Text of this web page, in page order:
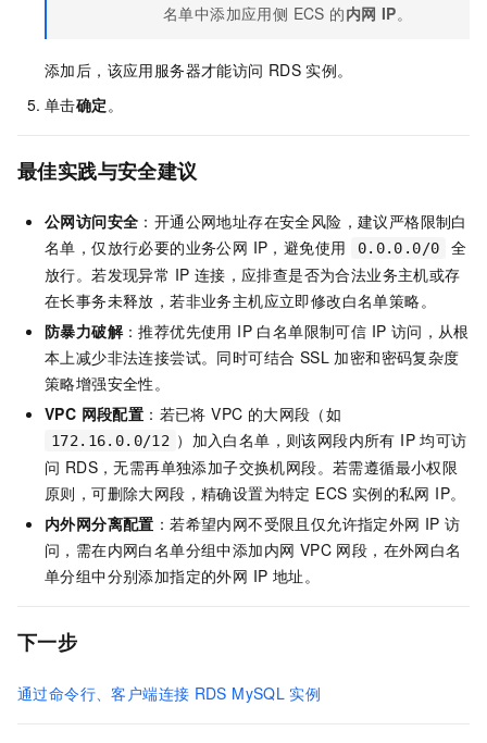
名单中添加应用侧 ECS 的内网 IP。
添加后，该应用服务器才能访问 RDS 实例。
单击确定。
最佳实践与安全建议
公网访问安全 ：开通公网地址存在安全风险，建议严格限制白
名单，仅放行必要的业务公网 IP，避免使用
0.0.0.0/0
全
放行。若发现异常 IP 连接，应排查是否为合法业务主机或存
在长事务未释放，若非业务主机应立即修改白名单策略。
防暴力破解：推荐优先使用 IP 白名单限制可信 IP 访问，从根
本上减少非法连接尝试。同时可结合 SSL 加密和密码复杂度
策略增强安全性。
VPC 网段配置 ：若已将 VPC 的大网段（如
172.16.0.0/12 ）加入白名单，则该网段内所有 IP 均可访
问 RDS，无需再单独添加子交换机网段。若需遵循最小权限
原则，可删除大网段，精确设置为特定 ECS 实例的私网 IP。
内外网分离配置 ：若希望内网不受限且仅允许指定外网 IP 访
问，需在内网白名单分组中添加内网 VPC 网段，在外网白名
单分组中分别添加指定的外网 IP 地址。
下一步
通过命令行、客户端连接 RDS MySQL 实例